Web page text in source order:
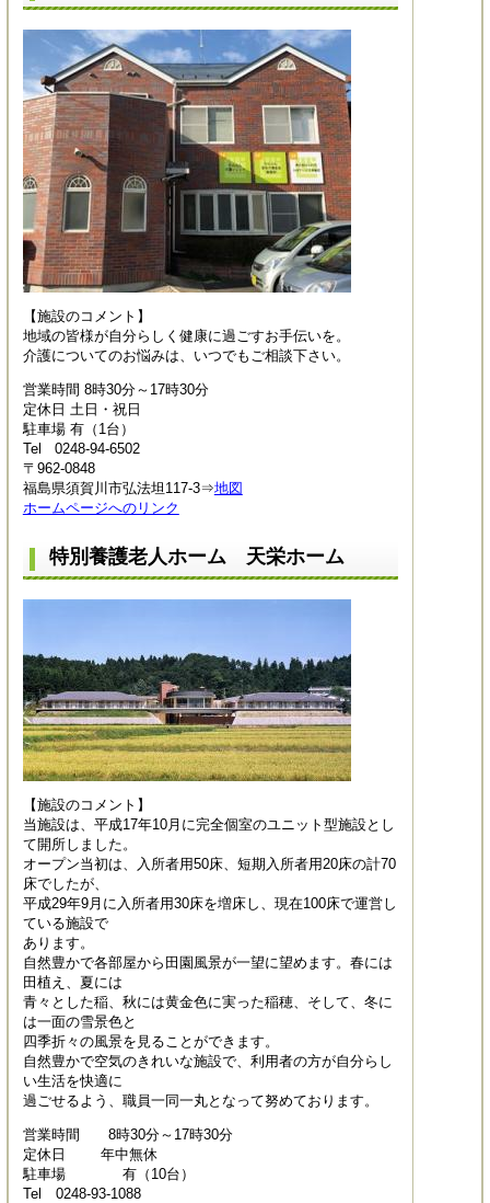
【施設のコメント】
地域の皆様が自分らしく健康に過ごすお手伝いを。
介護についてのお悩みは、いつでもご相談下さい。
営業時間 8時30分～17時30分
定休日 土日・祝日
駐車場 有（1台）
Tel 0248-94-6502
〒962-0848
福島県須賀川市弘法坦117-3⇒地図
ホームページへのリンク
特別養護老人ホーム 天栄ホーム
【施設のコメント】
当施設は、平成17年10月に完全個室のユニット型施設とし
て開所しました。
オープン当初は、入所者用50床、短期入所者用20床の計70
床でしたが、
平成29年9月に入所者用30床を増床し、現在100床で運営し
ている施設で
あります。
自然豊かで各部屋から田園風景が一望に望めます。春には
田植え、夏には
青々とした稲、秋には黄金色に実った稲穂、そして、冬に
は一面の雪景色と
四季折々の風景を見ることができます。
自然豊かで空気のきれいな施設で、利用者の方が自分らし
い生活を快適に
過ごせるよう、職員一同一丸となって努めております。
営業時間 8時30分～17時30分
定休日 年中無休
駐車場 有（10台）
Tel 0248-93-1088